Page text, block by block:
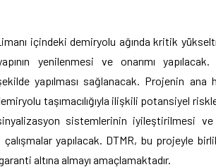
içindeki demiryolu ağında kritik
yenilenmesi ve onarımı yapılacak.
yapılması sağlanacak. Projenin ana
taşımacılığıyla ilişkili potansiyel
sinyalizasyon sistemlerinin iyileştirilmesi
yapılacak. DTMR, bu projeyle
altına almayı amaçlamaktadır.